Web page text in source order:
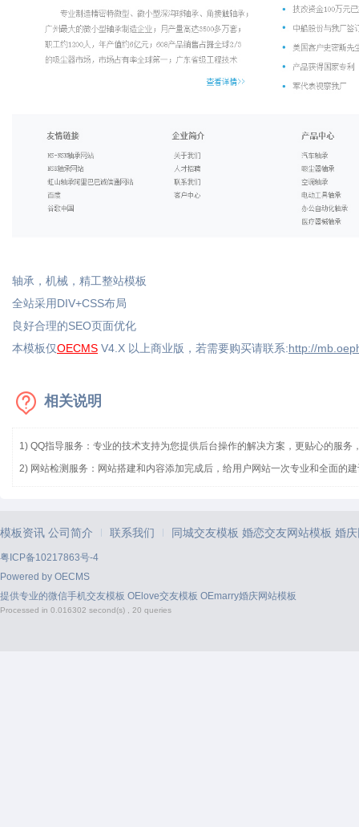
轴承，机械，精工整站模板
全站采用DIV+CSS布局
良好合理的SEO页面优化
本模板仅OECMS V4.X 以上商业版，若需要购买请联系:http://
相关说明
1) QQ指导服务：专业的技术支持为您提供后台操作的解决方案，更贴心的服务
2) 网站检测服务：网站搭建和内容添加完成后，给用户网站一次专业和全面的
模板资讯 公司简介 | 联系我们 | 同城交友模板 婚恋交友网站模板 婚
粤ICP备10217863号-4
Powered by OECMS
提供专业的微信手机交友模板 OElove交友模板 OEmarry婚庆网站模板
Processed in 0.016302 second(s) , 20 queries